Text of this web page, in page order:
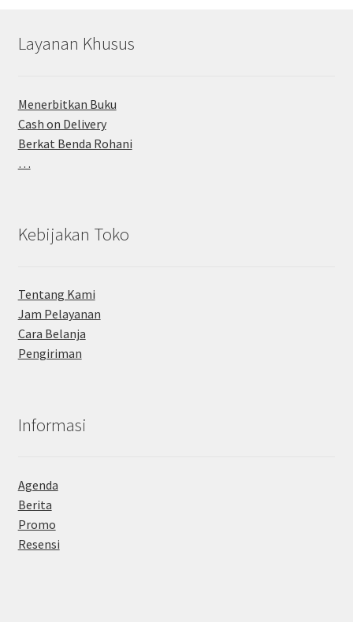
Layanan Khusus
Menerbitkan Buku
Cash on Delivery
Berkat Benda Rohani
…
Kebijakan Toko
Tentang Kami
Jam Pelayanan
Cara Belanja
Pengiriman
Informasi
Agenda
Berita
Promo
Resensi